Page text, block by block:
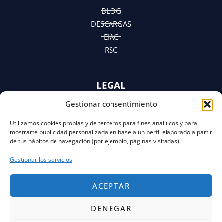
Gestionar consentimiento
Utilizamos cookies propias y de terceros para fines analíticos y para
mostrarte publicidad personalizada en base a un perfil elaborado a partir
de tus hábitos de navegación (por ejemplo, páginas visitadas).
Gestionar los servicios
ACEPTAR
DENEGAR
m
BLOG
DESCARGAS
EIAC
RSC
LEGAL
AVISO LEGAL
Y AVISO DE PRIVACIDAD
POLÍTICA DE COOKIES